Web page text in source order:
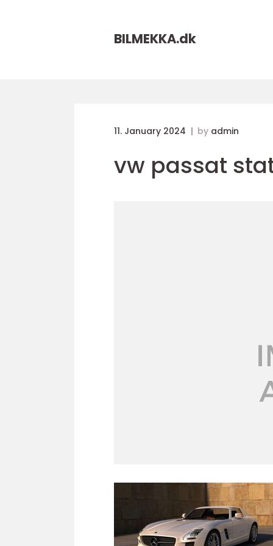
BILMEKKA.dk
11. January 2024 by admin
vw passat